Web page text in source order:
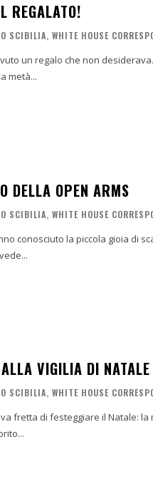
REGALATO!
SCIBILIA, WHITE HOUSE
un regalo che non
metà...
DELLA OPEN ARMS
SCIBILIA, WHITE HOUSE
conosciuto la piccola gioia di
VIGILIA DI NATALE
SCIBILIA, WHITE HOUSE
fretta di festeggiare il Natale: